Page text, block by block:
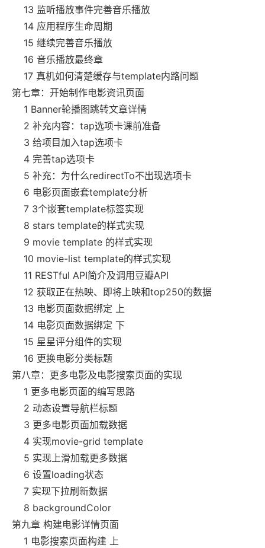
13 监听播放事件完善音乐播放
14 应用程序生命周期
15 继续完善音乐播放
16 音乐播放最终章
17 真机如何清楚缓存与template内路问题
第七章：开始制作电影资讯页面
1 Banner轮播图跳转文章详情
2 补充内容：tap选项卡课前准备
3 给项目加入tap选项卡
4 完善tap选项卡
5 补充：为什么redirectTo不出现选项卡
6 电影页面嵌套template分析
7 3个嵌套template标签实现
8 stars template的样式实现
9 movie template 的样式实现
10 movie-list template的样式实现
11 RESTful API简介及调用豆瓣API
12 获取正在热映、即将上映和top250的数据
13 电影页面数据绑定 上
14 电影页面数据绑定 下
15 星星评分组件的实现
16 更换电影分类标题
第八章：更多电影及电影搜索页面的实现
1 更多电影页面的编写思路
2 动态设置导航栏标题
3 更多电影页面加载数据
4 实现movie-grid template
5 实现上滑加载更多数据
6 设置loading状态
7 实现下拉刷新数据
8 backgroundColor
第九章 构建电影详情页面
1 电影搜索页面构建 上